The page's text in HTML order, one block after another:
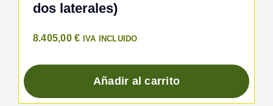
dos laterales)
8.405,00€ IVA INCLUIDO
Añadir al carrito